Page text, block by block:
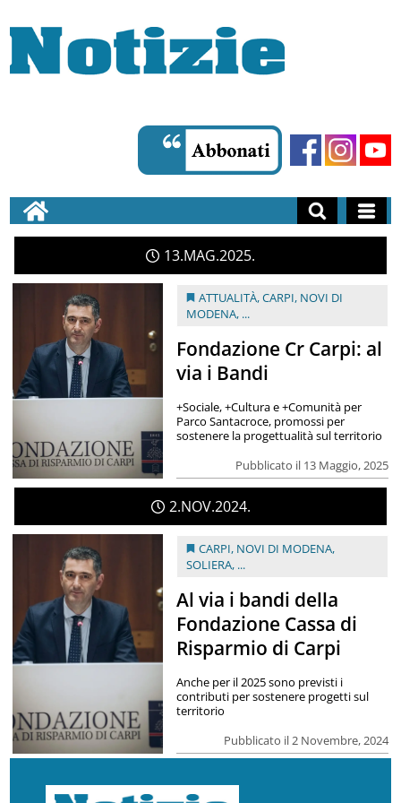
13 MAG 2025
ATTUALITÀ,CARPI, NOVI DI
MODENA, ...
Fondazione Cr Carpi: al
via i Bandi
Pubblicato il 13 Maggio, 2025
+Sociale, +Cultura e +Comunità per
Parco Santacroce, promossi per
sostenere la progettualità sul territorio
2 NOV 2024
CARPI, NOVI DI MODENA,
SOLIERA, ...
Al via i bandi della
Fondazione Cassa di
Risparmio di Carpi
Pubblicato il 2 Novembre, 2024
Anche per il 2025 sono previsti i
contributi per sostenere progetti sul
territorio